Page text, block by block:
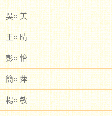
吳○ 美
王○ 晴
彭○ 怡
簡○ 萍
楊○ 敏